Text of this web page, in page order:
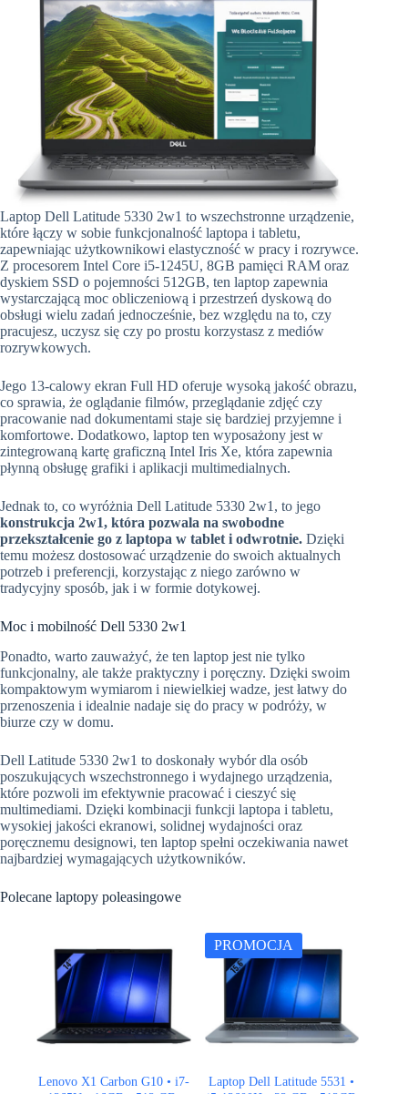
Laptop Dell Latitude 5330 2w1 to wszechstronne urządzenie,
które łączy w sobie funkcjonalność laptopa i tabletu,
zapewniając użytkownikowi elastyczność w pracy i rozrywce.
Z procesorem Intel Core i5-1245U, 8GB pamięci RAM oraz
dyskiem SSD o pojemności 512GB, ten laptop zapewnia
wystarczającą moc obliczeniową i przestrzeń dyskową do
obsługi wielu zadań jednocześnie, bez względu na to, czy
pracujesz, uczysz się czy po prostu korzystasz z mediów
rozrywkowych.
Jego 13-calowy ekran Full HD oferuje wysoką jakość obrazu,
co sprawia, że oglądanie filmów, przeglądanie zdjęć czy
pracowanie nad dokumentami staje się bardziej przyjemne i
komfortowe. Dodatkowo, laptop ten wyposażony jest w
zintegrowaną kartę graficzną Intel Iris Xe, która zapewnia
płynną obsługę grafiki i aplikacji multimedialnych.
Jednak to, co wyróżnia Dell Latitude 5330 2w1, to jego
konstrukcja 2w1, która pozwala na swobodne
przekształcenie go z laptopa w tablet i odwrotnie. Dzięki
temu możesz dostosować urządzenie do swoich aktualnych
potrzeb i preferencji, korzystając z niego zarówno w
tradycyjny sposób, jak i w formie dotykowej.
Moc i mobilność Dell 5330 2w1
Ponadto, warto zauważyć, że ten laptop jest nie tylko
funkcjonalny, ale także praktyczny i poręczny. Dzięki swoim
kompaktowym wymiarom i niewielkiej wadze, jest łatwy do
przenoszenia i idealnie nadaje się do pracy w podróży, w
biurze czy w domu.
Dell Latitude 5330 2w1 to doskonały wybór dla osób
poszukujących wszechstronnego i wydajnego urządzenia,
które pozwoli im efektywnie pracować i cieszyć się
multimediami. Dzięki kombinacji funkcji laptopa i tabletu,
wysokiej jakości ekranowi, solidnej wydajności oraz
poręcznemu designowi, ten laptop spełni oczekiwania nawet
najbardziej wymagających użytkowników.
Polecane laptopy poleasingowe
Lenovo X1 Carbon G10 • i7-
PROMOCJA
Laptop Dell Latitude 5531 •